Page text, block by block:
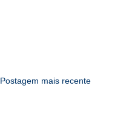
Postagem mais recente